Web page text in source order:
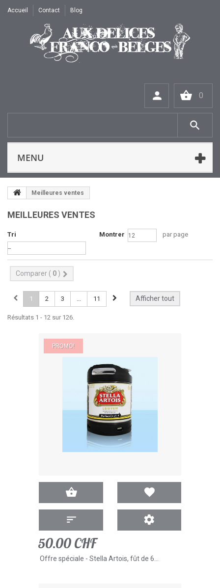
Blog
Contact
Accueil
0
MENU
Meilleures ventes
MEILLEURES VENTES
Tri Montrer par page
Comparer ( 0 )
Afficher tout
1 2 3 ... 11
Résultats 1 - 12 sur 126.
PROMO!
50.00 CHF
Offre spéciale - Stella Artois, fût de 6...